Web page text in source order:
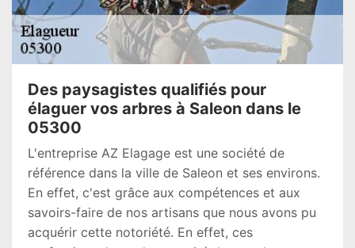
Des paysagistes qualifiés pour
élaguer vos arbres à Saleon dans le
05300
L'entreprise AZ Elagage est une société de
référence dans la ville de Saleon et ses environs.
En effet, c'est grâce aux compétences et aux
savoirs-faire de nos artisans que nous avons pu
acquérir cette notoriété. En effet, ces